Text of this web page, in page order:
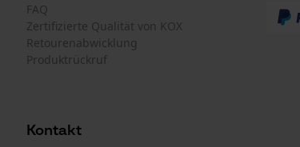
FAQ
Zertifizierte Qualität von KOX
Retourenabwicklung
Produktrückruf
Kontakt